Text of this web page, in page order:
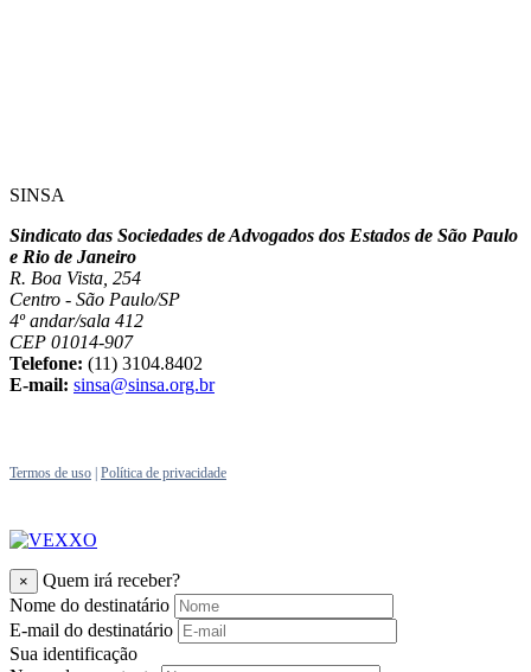
SINSA
Sindicato das Sociedades de Advogados dos Estados de São Paulo
e Rio de Janeiro
R. Boa Vista, 254
Centro - São Paulo/SP
4º andar/sala 412
CEP 01014-907
Telefone: (11) 3104.8402
E-mail: sinsa@sinsa.org.br
Termos de uso Política de privacidade
×
Quem irá receber?
Nome do destinatário
E-mail do destinatário
Sua identificação